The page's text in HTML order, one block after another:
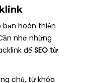
bạn hoàn thiện
nhớ những
để SEO từ
chủ, từ khóa